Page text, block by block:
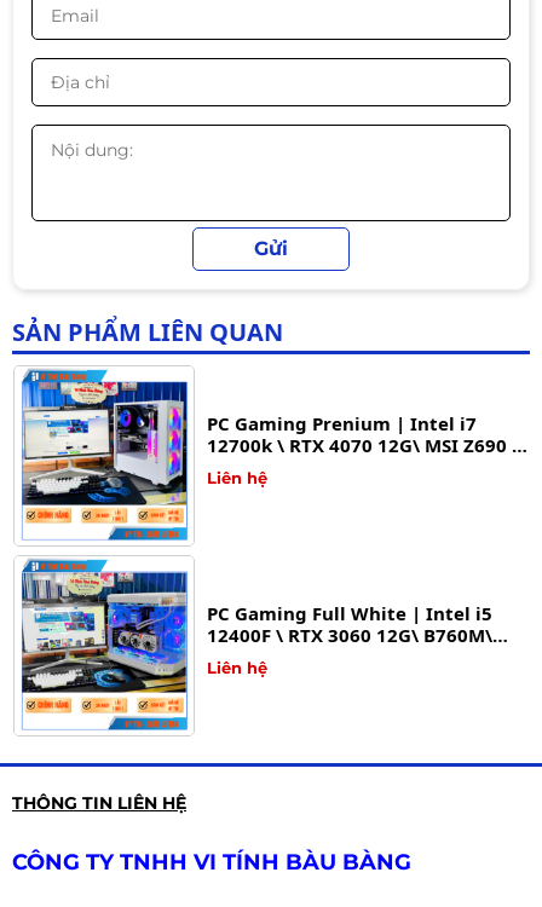
SẢN PHẨM LIÊN QUAN
PC Gaming Full White | Intel i5
12400F \ RTX 3060 12G\ B760M\
PC Gaming Aorus | Intel i5 14400F
\ RTX 4070 12G\ B760M WIFI\ RAM
32GB\ SSD 500GB
Liên hệ
PC Gaming Prenium | Intel i7
12700k \ RTX 4070 12G\ MSI Z690 \
RAM 16GB\ SSD 512GB
Liên hệ
PC Gaming Full White | Intel i5
12400F \ RTX 3060 12G\ B760M\
RAM 16GB\ SSD 512GB
Liên hệ
32GB\ SSD 500GB
Liên hệ
THÔNG TIN LIÊN HỆ
CÔNG TY TNHH VI TÍNH BÀU BÀNG